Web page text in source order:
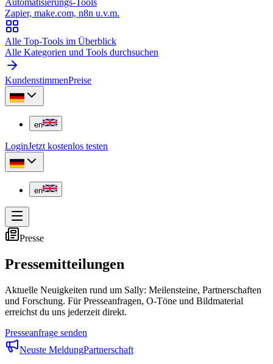
Automatisierungs-Tools
Zapier, make.com, n8n u.v.m.
Alle Top-Tools im Überblick
Alle Kategorien und Tools durchsuchen
KundenstimmenPreise
en
LoginJetzt kostenlos testen
en
Presse
Pressemitteilungen
Aktuelle Neuigkeiten rund um Sally: Meilensteine, Partnerschaften
und Forschung. Für Presseanfragen, O-Töne und Bildmaterial
erreichst du uns jederzeit direkt.
Presseanfrage senden
Neuste MeldungPartnerschaft